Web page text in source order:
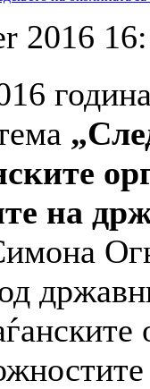
2016
на